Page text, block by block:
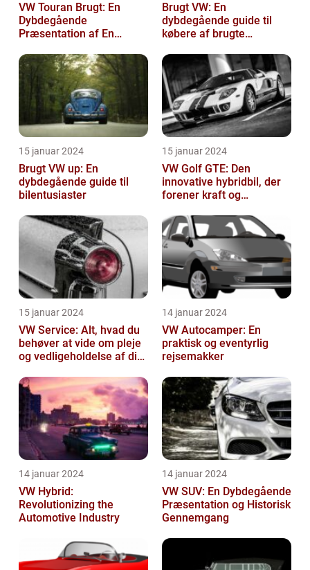
VW Touran Brugt: En
Dybdegående
Præsentation af En
Brugt VW: En
dybdegående guide til
købere af brugte
15 januar 2024
Brugt VW up: En
dybdegående guide til
bilentusiaster
15 januar 2024
VW Golf GTE: Den
innovative hybridbil, der
forener kraft og
15 januar 2024
VW Service: Alt, hvad du
behøver at vide om pleje
og vedligeholdelse af din
14 januar 2024
VW Autocamper: En
praktisk og eventyrlig
rejsemakker
14 januar 2024
VW Hybrid:
Revolutionizing the
Automotive Industry
14 januar 2024
VW SUV: En Dybdegående
Præsentation og Historisk
Gennemgang